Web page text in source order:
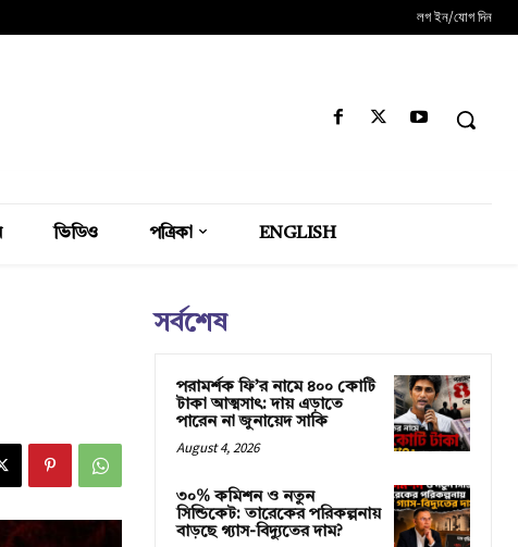
লগ ইন/যোগ দিন
ভিডিও পত্রিকা ENGLISH
সর্বশেষ
পরামর্শক ফি’র নামে ৪০০ কোটি
টাকা আত্মসাৎ: দায় এড়াতে
পারেন না জুনায়েদ সাকি
August 4, 2026
৩০% কমিশন ও নতুন
সিন্ডিকেট: তারেকের পরিকল্পনায়
বাড়ছে গ্যাস-বিদ্যুতের দাম?